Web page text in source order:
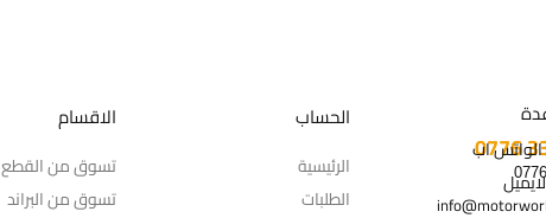
الواتس اب
الحساب
الرئيسية
الطلبات
الاقسام
تسوق من القطع
تسوق من البراند